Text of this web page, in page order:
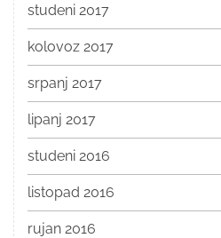
studeni 2017
kolovoz 2017
srpanj 2017
lipanj 2017
studeni 2016
listopad 2016
rujan 2016